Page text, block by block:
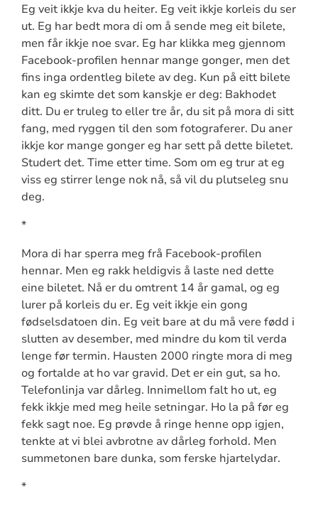
Eg veit ikkje kva du heiter. Eg veit ikkje korleis du ser
ut. Eg har bedt mora di om å sende meg eit bilete,
men får ikkje noe svar. Eg har klikka meg gjennom
Facebook-profilen hennar mange gonger, men det
fins inga ordentleg bilete av deg. Kun på eitt bilete
kan eg skimte det som kanskje er deg: Bakhodet
ditt. Du er truleg to eller tre år, du sit på mora di sitt
fang, med ryggen til den som fotograferer. Du aner
ikkje kor mange gonger eg har sett på dette biletet.
Studert det. Time etter time. Som om eg trur at eg
viss eg stirrer lenge nok nå, så vil du plutseleg snu
deg.
*
Mora di har sperra meg frå Facebook-profilen
hennar. Men eg rakk heldigvis å laste ned dette
eine biletet. Nå er du omtrent 14 år gamal, og eg
lurer på korleis du er. Eg veit ikkje ein gong
fødselsdatoen din. Eg veit bare at du må vere fødd i
slutten av desember, med mindre du kom til verda
lenge før termin. Hausten 2000 ringte mora di meg
og fortalde at ho var gravid. Det er ein gut, sa ho.
Telefonlinja var dårleg. Innimellom falt ho ut, eg
fekk ikkje med meg heile setningar. Ho la på før eg
fekk sagt noe. Eg prøvde å ringe henne opp igjen,
tenkte at vi blei avbrotne av dårleg forhold. Men
summetonen bare dunka, som ferske hjartelydar.
*